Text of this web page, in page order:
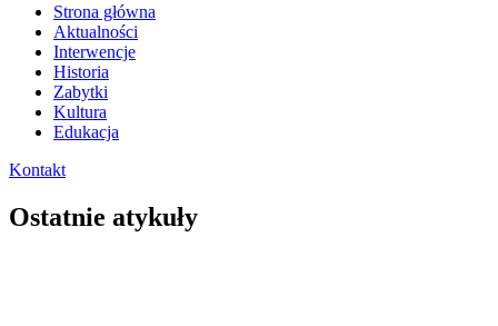
Strona główna
Aktualności
Interwencje
Historia
Zabytki
Kultura
Edukacja
Kontakt
Ostatnie atykuły